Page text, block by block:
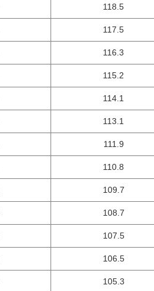
118.5
117.5
116.3
115.2
114.1
113.1
111.9
110.8
109.7
108.7
107.5
106.5
105.3